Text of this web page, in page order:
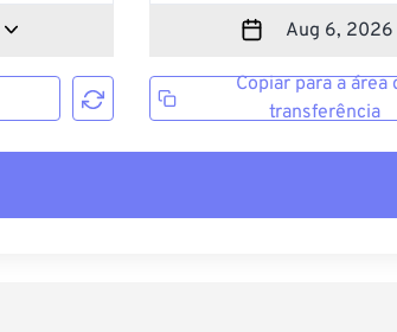
Copiar para a área
transferência